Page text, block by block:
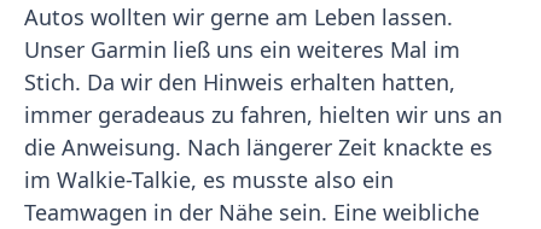
Autos wollten wir gerne am Leben lassen.
Unser Garmin ließ uns ein weiteres Mal im
Stich. Da wir den Hinweis erhalten hatten,
immer geradeaus zu fahren, hielten wir uns an
die Anweisung. Nach längerer Zeit knackte es
im Walkie-Talkie, es musste also ein
Teamwagen in der Nähe sein. Eine weibliche